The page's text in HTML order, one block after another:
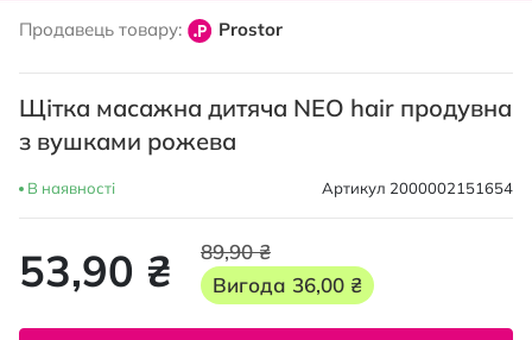
Продавець товару: Prostor
Щітка масажна дитяча NEO hair продувна
з вушками рожева
В наявності Артикул 2000002151654
53,90 ₴
89,90 ₴
Вигода 36,00 ₴